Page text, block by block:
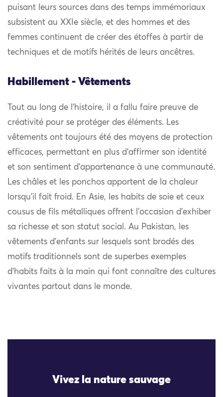
puisant leurs sources dans des temps immémoriaux
subsistent au XXIe siècle, et des hommes et des
femmes continuent de créer des étoffes à partir de
techniques et de motifs hérités de leurs ancêtres.
Habillement - Vêtements
Tout au long de l’histoire, il a fallu faire preuve de
créativité pour se protéger des éléments. Les
vêtements ont toujours été des moyens de protection
efficaces, permettant en plus d’affirmer son identité
et son sentiment d’appartenance à une communauté.
Les châles et les ponchos apportent de la chaleur
lorsqu’il fait froid. En Asie, les habits de soie et ceux
cousus de fils métalliques offrent l’occasion d’exhiber
sa richesse et son statut social. Au Pakistan, les
vêtements d’enfants sur lesquels sont brodés des
motifs traditionnels sont de superbes exemples
d’habits faits à la main qui font connaître des cultures
vivantes partout dans le monde.
Vivez la nature sauvage